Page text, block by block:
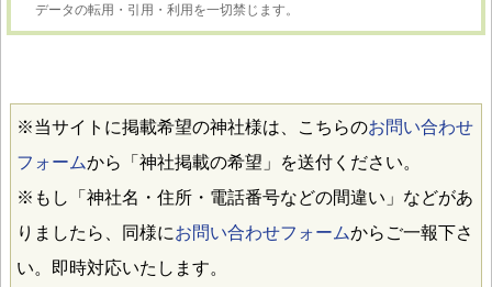
データの転用・引用・利用を一切禁じます。
※当サイトに掲載希望の神社様は、こちらのお問い合わせ
フォームから「神社掲載の希望」を送付ください。
※もし「神社名・住所・電話番号などの間違い」などがあ
りましたら、同様にお問い合わせフォームからご一報下さ
い。即時対応いたします。